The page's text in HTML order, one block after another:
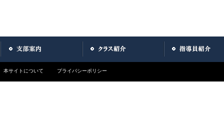
本サイトについて プライバシーポリシー